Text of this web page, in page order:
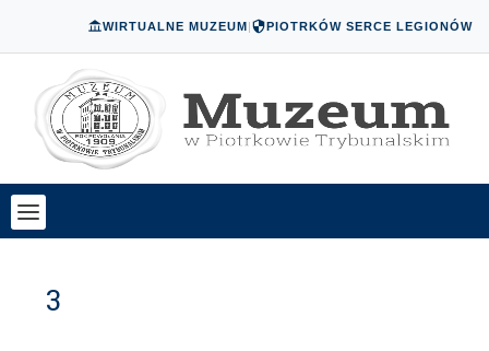
WIRTUALNE MUZEUM| PIOTRKÓW SERCE LEGIONÓW
3